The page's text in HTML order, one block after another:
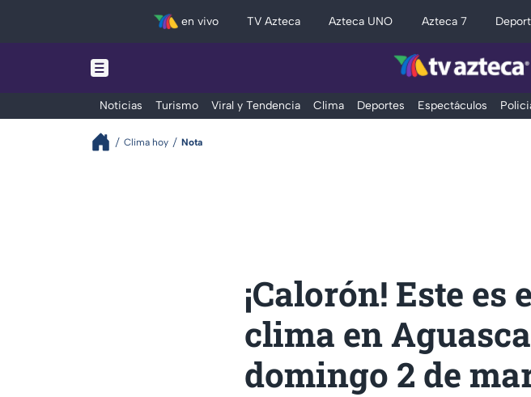
en vivo TV Azteca Azteca UNO Azteca 7
Noticias Turismo Viral y Tendencia Clima Deportes Espectáculos
Clima hoy Nota
¡Calorón! Este
clima en
domingo 2 de